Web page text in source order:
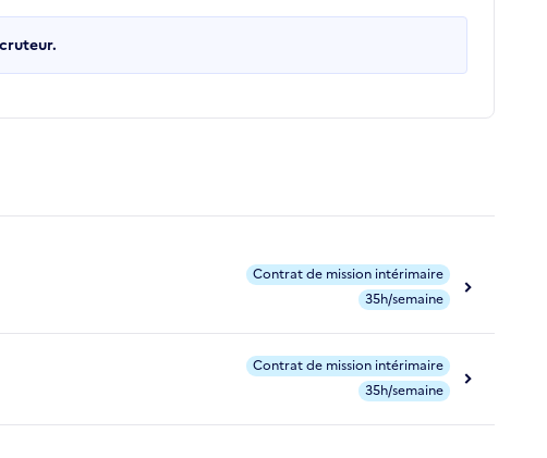
Contrat de mission intérimaire
35h/semaine
Contrat de mission intérimaire
35h/semaine